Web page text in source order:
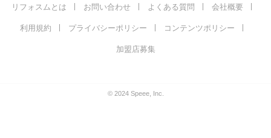
リフォスムとは お問い合わせ よくある質問 会社概要
利用規約 プライバシーポリシー コンテンツポリシー
加盟店募集
© 2024 Speee, Inc.